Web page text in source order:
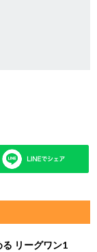
リーグワン1